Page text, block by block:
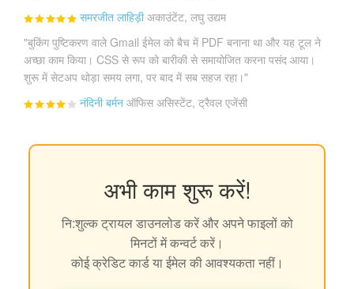
समरजीत लाहिड़ी अकाउंटेंट, लघु उद्यम
"बुकिंग पुष्टिकरण वाले Gmail ईमेल को बैच में PDF बनाना था और यह टूल ने
अच्छा काम किया। CSS से रूप को बारीकी से समायोजित करना पसंद आया।
शुरू में सेटअप थोड़ा समय लगा, पर बाद में सब सहज रहा।"
नंदिनी बर्मन ऑफिस असिस्टेंट, ट्रैवल एजेंसी
अभी काम शुरू करें!
नि:शुल्क ट्रायल डाउनलोड करें और अपने फाइलों को
मिनटों में कन्वर्ट करें।
कोई क्रेडिट कार्ड या ईमेल की आवश्यकता नहीं।